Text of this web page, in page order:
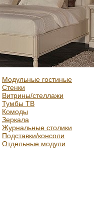
Модульные гостиные
Стенки
Витрины/стеллажи
Тумбы ТВ
Комоды
Зеркала
Журнальные столики
Подставки/консоли
Отдельные модули